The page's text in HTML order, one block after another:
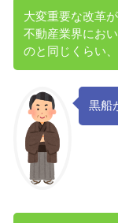
大変重要な改革
不動産業界にお
のと同じくらい
黒船